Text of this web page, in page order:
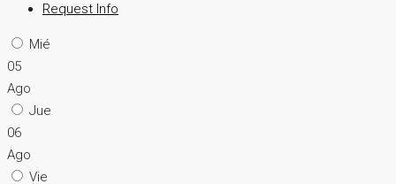
Request Info
Mié
05
Ago
Jue
06
Ago
Vie